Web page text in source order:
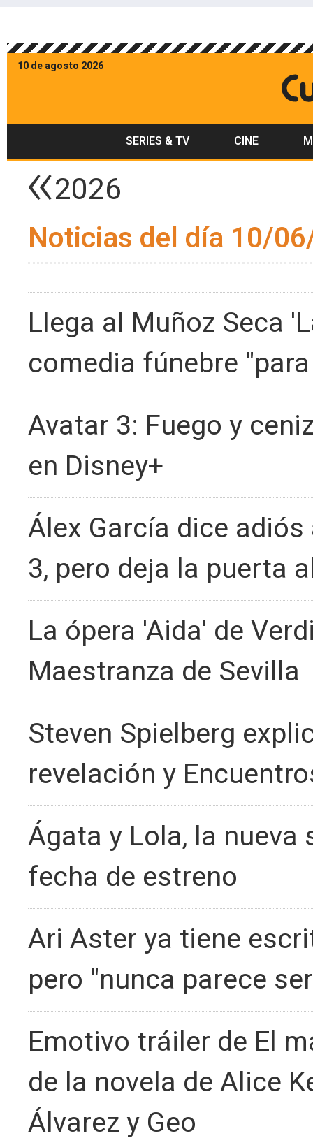
10 de agosto 2026
SERIES & TV CINE
2026
Noticias del día 10/
Llega al Muñoz Seca
comedia fúnebre
Avatar 3: Fuego y
en Disney+
Álex García dice
3, pero deja la puerta
La ópera 'Aida' de
Maestranza de Sevilla
Steven Spielberg
revelación y
Ágata y Lola, la
fecha de estreno
Ari Aster ya tiene
pero "nunca parece
Emotivo tráiler de El
de la novela de Alice
Álvarez y Geo